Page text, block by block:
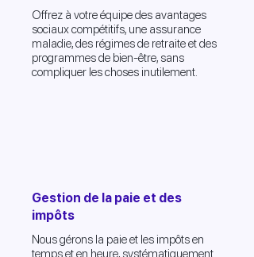
Offrez à votre équipe des avantages
sociaux compétitifs, une assurance
maladie, des régimes de retraite et des
programmes de bien-être, sans
compliquer les choses inutilement.
Gestion de la paie et des
impôts
Nous gérons la paie et les impôts en
temps et en heure, systématiquement.